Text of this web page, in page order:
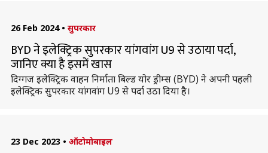
26 Feb 2024 • सुपरकार
BYD ने इलेक्ट्रिक सुपरकार यांगवांग U9 से उठाया पर्दा,
जानिए क्या है इसमें खास
दिग्गज इलेक्ट्रिक वाहन निर्माता बिल्ड योर ड्रीम्स (BYD) ने अपनी पहली
इलेक्ट्रिक सुपरकार यांगवांग U9 से पर्दा उठा दिया है।
23 Dec 2023 • ऑटोमोबाइल